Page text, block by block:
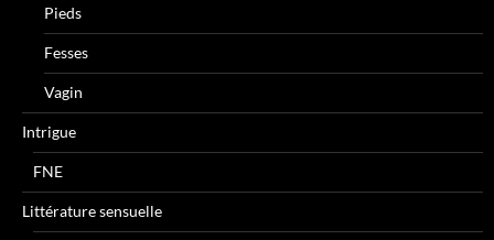
Pieds
Fesses
Vagin
Intrigue
FNE
Littérature sensuelle